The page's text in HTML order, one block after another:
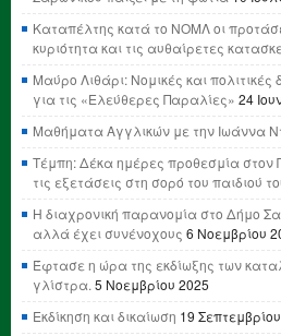
Καταπέλτης κατά το ΝΟΜΛ οι
κυριότητα και τις αυθαίρετες
Μαύρο Λιθάρι: Νομικές και πολιτικές
για τις «Ελεύθερες Παραλίες» 24
Μαθήματα Αγγλικών με την Ιωάννα
Τέμπη: Δέκα ημέρες προθεσμία στον
τις εξετάσεις στη σορό του παιδιού
Η διαχρονική παρανομία στο Δήμο
αλλά έχει συνένοχους 6 Νοεμβρίου
Έφτασε η ώρα της εκδίωξης των
γλίστρα. 5 Νοεμβρίου 2025
Εκδίκηση και δικαίωση 19